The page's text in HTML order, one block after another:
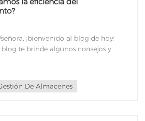
¡bienvenido al blog de hoy!
blog te brinde algunos consejos y
Aquí hay algunas sugerencias que
En primer lugar, optimizació...
De Almacenes